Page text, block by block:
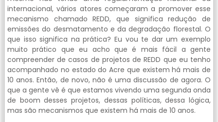
internacional, vários atores começaram a promover esse
mecanismo chamado REDD, que significa redução de
emissões do desmatamento e da degradação florestal. O
que isso significa na prática? Eu vou te dar um exemplo
muito prático que eu acho que é mais fácil a gente
compreender de casos de projetos de REDD que eu tenho
acompanhado no estado do Acre que existem há mais de
10 anos. Então, de novo, não é uma discussão de agora. O
que a gente vê é que estamos vivendo uma segunda onda
de boom desses projetos, dessas políticas, dessa lógica,
mas são mecanismos que existem há mais de 10 anos.